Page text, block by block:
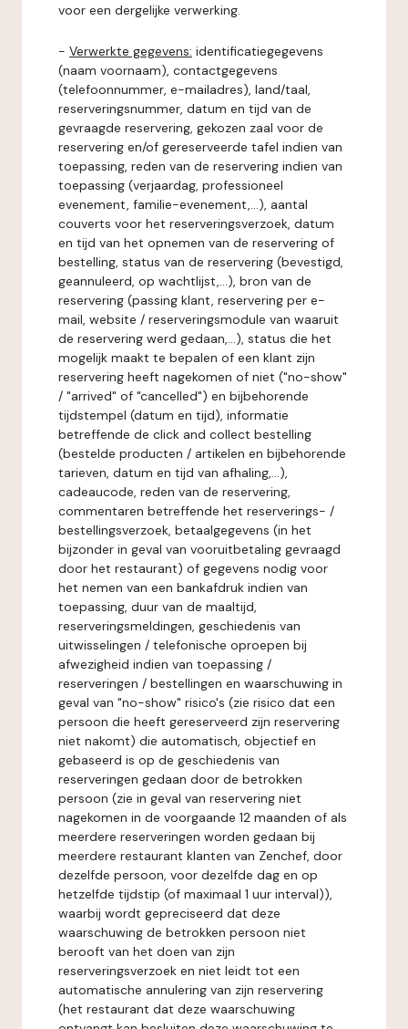
voor een dergelijke verwerking.
- Verwerkte gegevens: identificatiegegevens
(naam voornaam), contactgegevens
(telefoonnummer, e-mailadres), land/taal,
reserveringsnummer, datum en tijd van de
gevraagde reservering, gekozen zaal voor de
reservering en/of gereserveerde tafel indien van
toepassing, reden van de reservering indien van
toepassing (verjaardag, professioneel
evenement, familie-evenement,...), aantal
couverts voor het reserveringsverzoek, datum
en tijd van het opnemen van de reservering of
bestelling, status van de reservering (bevestigd,
geannuleerd, op wachtlijst,...), bron van de
reservering (passing klant, reservering per e-
mail, website / reserveringsmodule van waaruit
de reservering werd gedaan,...), status die het
mogelijk maakt te bepalen of een klant zijn
reservering heeft nagekomen of niet ("no-show"
/ "arrived" of "cancelled") en bijbehorende
tijdstempel (datum en tijd), informatie
betreffende de click and collect bestelling
(bestelde producten / artikelen en bijbehorende
tarieven, datum en tijd van afhaling,...),
cadeaucode, reden van de reservering,
commentaren betreffende het reserverings- /
bestellingsverzoek, betaalgegevens (in het
bijzonder in geval van vooruitbetaling gevraagd
door het restaurant) of gegevens nodig voor
het nemen van een bankafdruk indien van
toepassing, duur van de maaltijd,
reserveringsmeldingen, geschiedenis van
uitwisselingen / telefonische oproepen bij
afwezigheid indien van toepassing /
reserveringen / bestellingen en waarschuwing in
geval van "no-show" risico's (zie risico dat een
persoon die heeft gereserveerd zijn reservering
niet nakomt) die automatisch, objectief en
gebaseerd is op de geschiedenis van
reserveringen gedaan door de betrokken
persoon (zie in geval van reservering niet
nagekomen in de voorgaande 12 maanden of als
meerdere reserveringen worden gedaan bij
meerdere restaurant klanten van Zenchef, door
dezelfde persoon, voor dezelfde dag en op
hetzelfde tijdstip (of maximaal 1 uur interval)),
waarbij wordt gepreciseerd dat deze
waarschuwing de betrokken persoon niet
berooft van het doen van zijn
reserveringsverzoek en niet leidt tot een
automatische annulering van zijn reservering
(het restaurant dat deze waarschuwing